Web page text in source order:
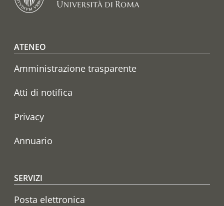
Footer menu
ATENEO
Amministrazione trasparente
Atti di notifica
Privacy
Annuario
SERVIZI
Posta elettronica